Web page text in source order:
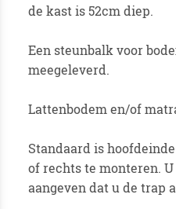
de kast is 52cm diep.
Een steunbalk voor
meegeleverd.
Lattenbodem en/of
Standaard is
of rechts te monteren.
aangeven dat u de trap